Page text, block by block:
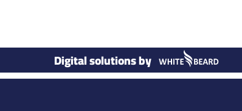
Digital solutions by